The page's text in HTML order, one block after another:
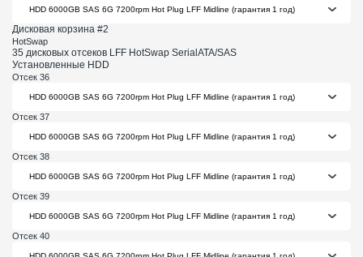
Дисковая корзина #2
HotSwap
35 дисковых отсеков LFF HotSwap SerialATA/SAS
Установленные HDD
Отсек 36
Отсек 37
Отсек 38
Отсек 39
Отсек 40